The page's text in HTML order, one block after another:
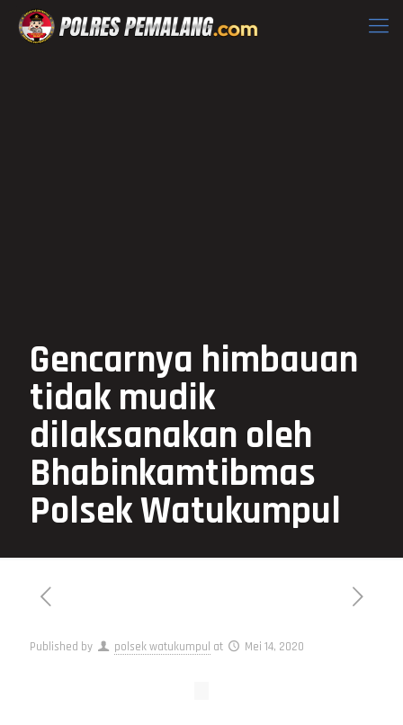
Gencarnya himbauan
tidak mudik
dilaksanakan oleh
Bhabinkamtibmas
Polsek Watukumpul
Published by polsek watukumpul at Mei 14, 2020